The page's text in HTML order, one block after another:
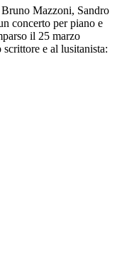
Mazzoni, Sandro
concerto per piano e
il 25 marzo
e al lusitanista: